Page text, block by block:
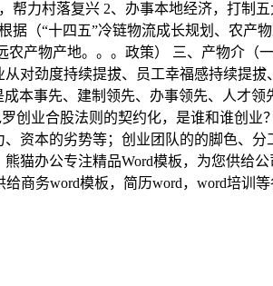
力村落复兴 2、办事本地经济，打制
据（“十四五”冷链物流成长规划、农产
产物产地。。。政策） 三、产物介（
对劲度持续提拔、员工幸福感持续提拔
本事先、建制领先、办事领先、人才领
创业合股法则的契约化，是谁和谁创业
资本的劣势等；创业团队的的脚色、分
办公专注精品Word模板，为您供给公
商务word模板，简历word，word培训